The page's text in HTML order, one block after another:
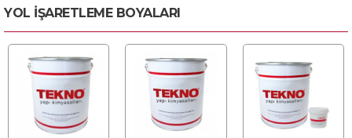
Sistemi
Sistemi
YOL İŞARETLEME BOYALARI